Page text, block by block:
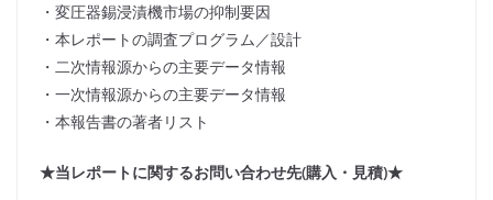
・変圧器錫浸漬機市場の抑制要因
・本レポートの調査プログラム／設計
・二次情報源からの主要データ情報
・一次情報源からの主要データ情報
・本報告書の著者リスト
★当レポートに関するお問い合わせ先(購入・見積)★